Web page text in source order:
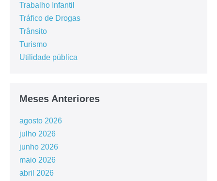
Trabalho Infantil
Tráfico de Drogas
Trânsito
Turismo
Utilidade pública
Meses Anteriores
agosto 2026
julho 2026
junho 2026
maio 2026
abril 2026